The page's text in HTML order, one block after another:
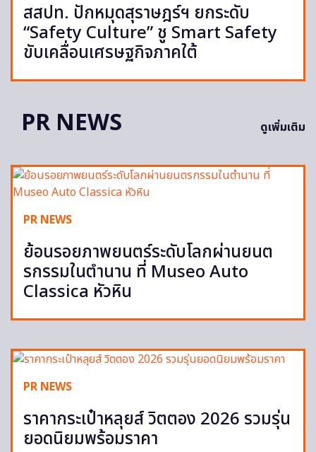
สสปท. ปักหมุดสุราษฎร์ฯ ยกระดับ
“Safety Culture” ชู Smart Safety
ขับเคลื่อนเศรษฐกิจภาคใต้
PR NEWS ดูเพิ่มเติม
PR NEWS
ย้อนรอยภาพยนตร์ระดับโลกผ่านยนต
รกรรมในตำนาน ที่ Museo Auto
Classica หัวหิน
PR NEWS
ราคากระเป๋าหลุยส์ วิตตอง 2026 รวมรุ่น
ยอดนิยมพร้อมราคา